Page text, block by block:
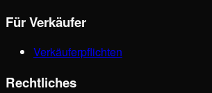
Für Verkäufer
Verkäuferpflichten
Rechtliches